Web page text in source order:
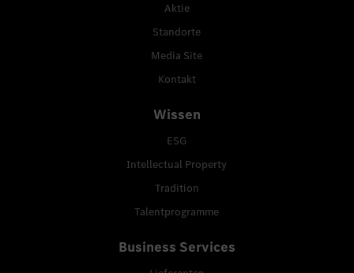
Aktie
Standorte
Media Site
Kontakt
Wissen
ESG
Intellectual Property
Tradition
Talentprogramme
Business Services